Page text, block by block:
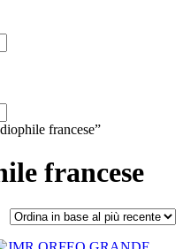
francese”
francese